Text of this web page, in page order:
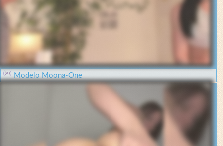
Modelo Moona-One